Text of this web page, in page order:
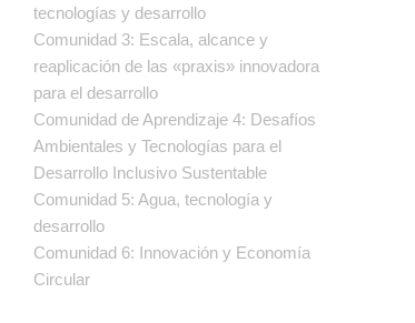
tecnologías y desarrollo
Comunidad 3: Escala, alcance y
reaplicación de las «praxis» innovadora
para el desarrollo
Comunidad de Aprendizaje 4: Desafíos
Ambientales y Tecnologías para el
Desarrollo Inclusivo Sustentable
Comunidad 5: Agua, tecnología y
desarrollo
Comunidad 6: Innovación y Economía
Circular